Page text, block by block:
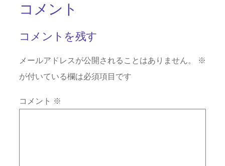
コメント
コメントを残す
メールアドレスが公開されることはありません。
※
が付いている欄は必須項目です
コメント ※